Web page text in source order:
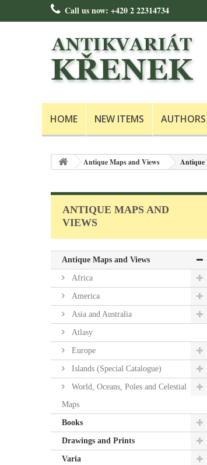
Call us now: +420 2 22314734
HOME NEW ITEMS AUTHORS
Antique Maps and Views Antique
ANTIQUE MAPS AND
VIEWS
Antique Maps and Views
Africa
America
Asia and Australia
Atlasy
Europe
Islands (Special Catalogue)
World, Oceans, Poles and Celestial
Maps
Books
Drawings and Prints
Varia